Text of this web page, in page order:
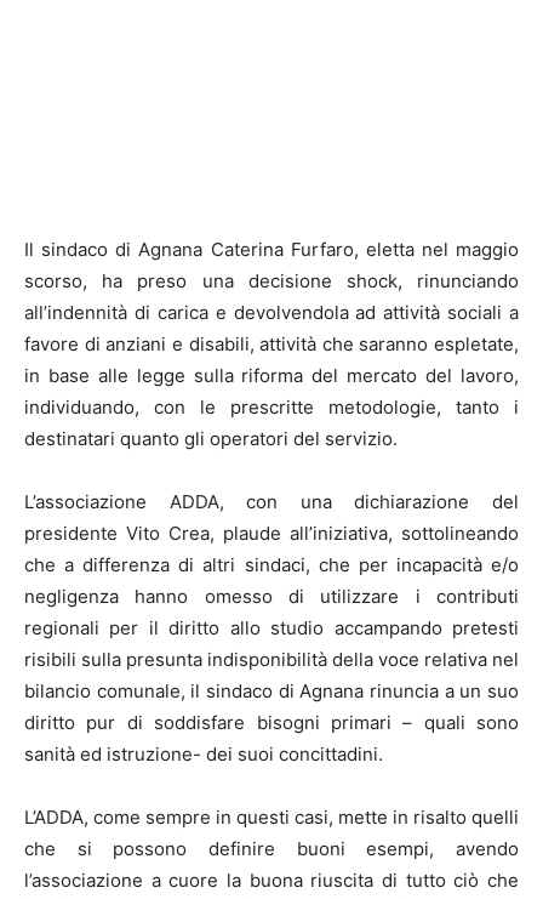
Il sindaco di Agnana Caterina Furfaro, eletta nel maggio
scorso, ha preso una decisione shock, rinunciando
all’indennità di carica e devolvendola ad attività sociali a
favore di anziani e disabili, attività che saranno espletate,
in base alle legge sulla riforma del mercato del lavoro,
individuando, con le prescritte metodologie, tanto i
destinatari quanto gli operatori del servizio.
L’associazione ADDA, con una dichiarazione del
presidente Vito Crea, plaude all’iniziativa, sottolineando
che a differenza di altri sindaci, che per incapacità e/o
negligenza hanno omesso di utilizzare i contributi
regionali per il diritto allo studio accampando pretesti
risibili sulla presunta indisponibilità della voce relativa nel
bilancio comunale, il sindaco di Agnana rinuncia a un suo
diritto pur di soddisfare bisogni primari – quali sono
sanità ed istruzione- dei suoi concittadini.
L’ADDA, come sempre in questi casi, mette in risalto quelli
che si possono definire buoni esempi, avendo
l’associazione a cuore la buona riuscita di tutto ciò che